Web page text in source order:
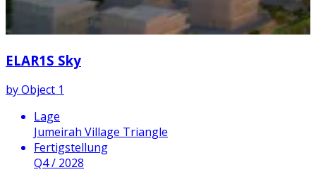
ELAR1S Sky
byObject 1
Lage
Jumeirah Village Triangle
Fertigstellung
Q4 / 2028